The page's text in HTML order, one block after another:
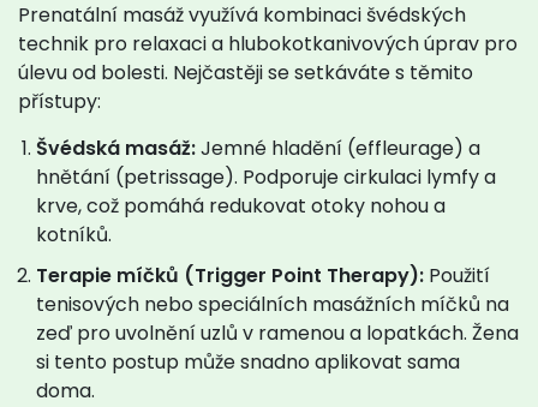
Prenatální masážvyužívá kombinaci švédských
technik pro relaxaci a hlubokotkanivových úprav pro
úlevu od bolesti. Nejčastěji se setkáváte s těmito
přístupy:
Švédská masáž:Jemné hladění (effleurage) a
hnětání (petrissage). Podporuje cirkulaci lymfy a
krve, což pomáhá redukovat otoky nohou a
kotníků.
Terapie míčků (Trigger Point Therapy): Použití
tenisových nebo speciálních masážních míčků na
zeď pro uvolnění uzlů v ramenou a lopatkách. Žena
si tento postup může snadno aplikovat sama
doma.